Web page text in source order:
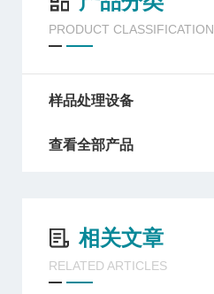
PRODUCT CLASSIFICATION
样品处理设备
查看全部产品
相关文章
RELATED ARTICLES